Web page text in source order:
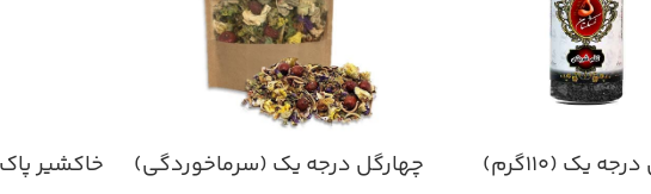
یک (۱۱۰گرم)
چهارگل درجه یک (سرماخوردگی)
خاکشیر پاک